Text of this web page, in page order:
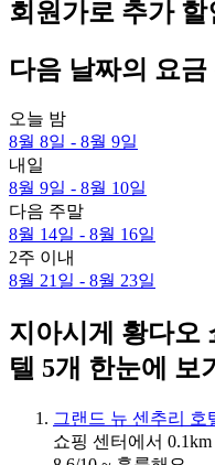
회원가로 추가 할
다음 날짜의 요금
오늘 밤
8월 8일 - 8월 9일
내일
8월 9일 - 8월 10일
다음 주말
8월 14일 - 8월 16일
2주 이내
8월 21일 - 8월 23일
지아시게 황다오
텔 5개 한눈에 보기
그랜드 뉴 센추리 호
쇼핑 센터에서